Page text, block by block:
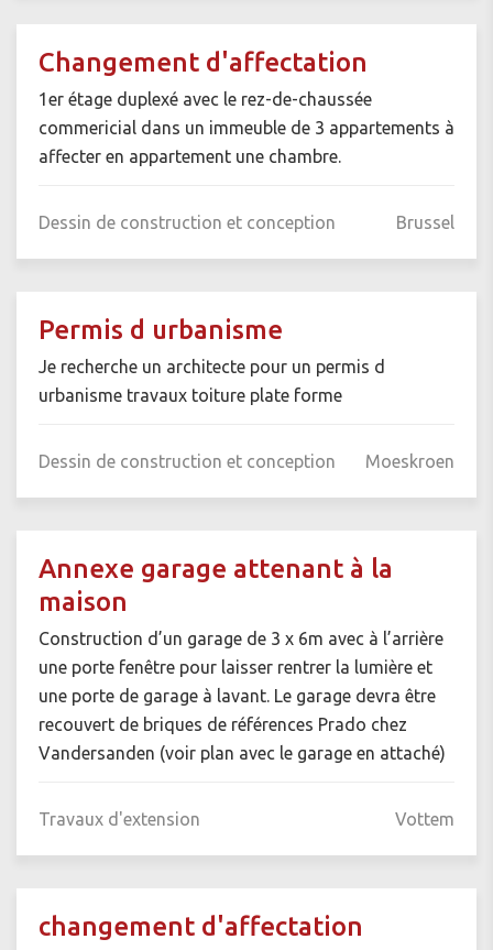
Changement d'affectation
1er étage duplexé avec le rez-de-chaussée
commericial dans un immeuble de 3 appartements à
affecter en appartement une chambre.
Dessin de construction et conception Brussel
Permis d urbanisme
Je recherche un architecte pour un permis d
urbanisme travaux toiture plate forme
Dessin de construction et conception Moeskroen
Annexe garage attenant à la
maison
Construction d’un garage de 3 x 6m avec à l’arrière
une porte fenêtre pour laisser rentrer la lumière et
une porte de garage à lavant. Le garage devra être
recouvert de briques de références Prado chez
Vandersanden (voir plan avec le garage en attaché)
Travaux d'extension Vottem
changement d'affectation